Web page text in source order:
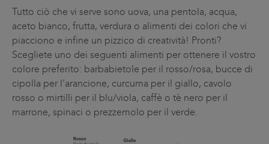
Tutto ciò che vi serve sono uova, una pentola, acqua,
aceto bianco, frutta, verdura o alimenti dei colori che vi
piacciono e infine un pizzico di creatività! Pronti?
Scegliete uno dei seguenti alimenti per ottenere il vostro
colore preferito: barbabietole per il rosso/rosa, bucce di
cipolla per l'arancione, curcuma per il giallo, cavolo
rosso o mirtilli per il blu/viola, caffè o tè nero per il
marrone, spinaci o prezzemolo per il verde.